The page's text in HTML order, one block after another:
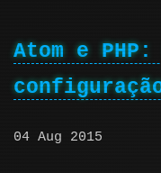
Atom e
04 Aug 2015